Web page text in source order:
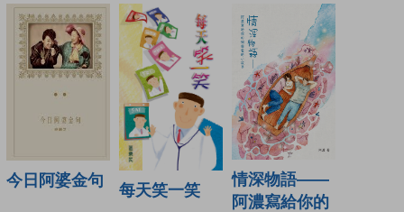
今日阿婆金句
每天笑一笑
情深物語——
阿濃寫給你的